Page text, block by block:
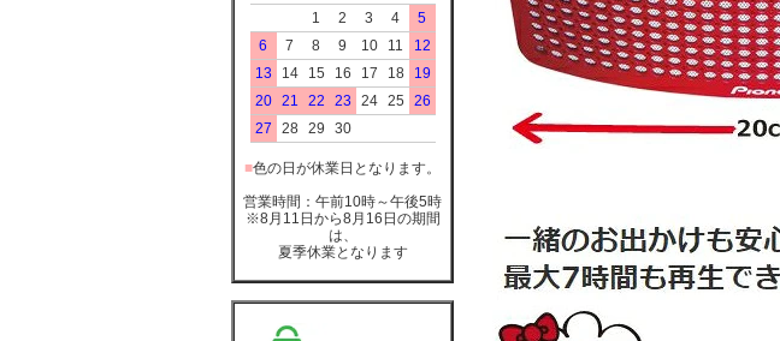
1
2 3 4
5
6
7 8 9 10 11
12
13
14 15 16 17 18
19
20
21 22 23 24 25
26
27
28 29 30
■色の日が休業日となります。
営業時間：午前10時～午後5時
※8月11日から8月16日の期間
は、
夏季休業となります